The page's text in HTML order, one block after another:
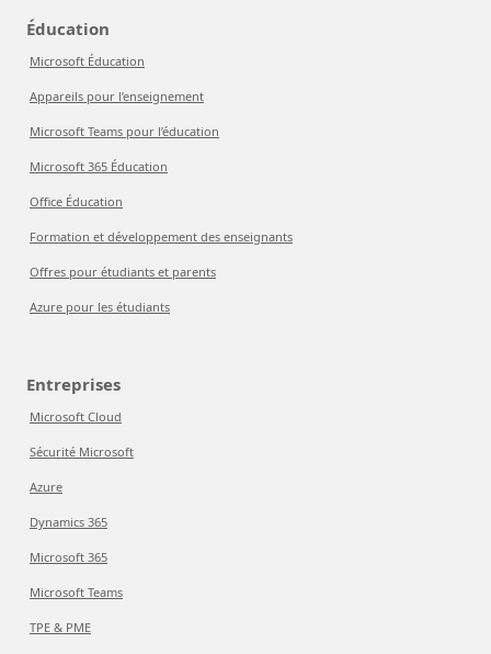
Éducation
Microsoft Éducation
Appareils pour l’enseignement
Microsoft Teams pour l’éducation
Microsoft 365 Éducation
Office Éducation
Formation et développement des enseignants
Offres pour étudiants et parents
Azure pour les étudiants
Entreprises
Microsoft Cloud
Sécurité Microsoft
Azure
Dynamics 365
Microsoft 365
Microsoft Teams
TPE & PME